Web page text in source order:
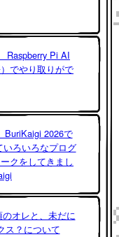
Raspberry Pi AI
でやり取りがで
BuriKaigi 2026で
ろいろなプログ
クをしてきまし
のオレと、未だに
ス？について